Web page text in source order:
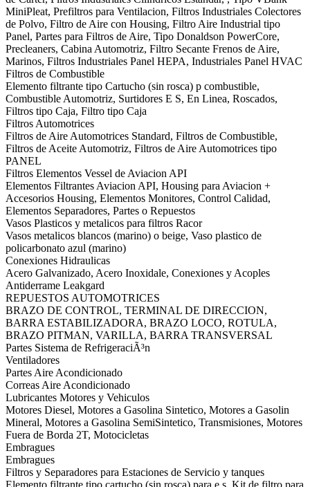
MiniPleat, Prefiltros para Ventilacion, Filtros Industriales Colectores
de Polvo, Filtro de Aire con Housing, Filtro Aire Industrial tipo
Panel, Partes para Filtros de Aire, Tipo Donaldson PowerCore,
Precleaners, Cabina Automotriz, Filtro Secante Frenos de Aire,
Marinos, Filtros Industriales Panel HEPA, Industriales Panel HVAC
Filtros de Combustible
Elemento filtrante tipo Cartucho (sin rosca) p combustible,
Combustible Automotriz, Surtidores E S, En Linea, Roscados,
Filtros tipo Caja, Filtro tipo Caja
Filtros Automotrices
Filtros de Aire Automotrices Standard, Filtros de Combustible,
Filtros de Aceite Automotriz, Filtros de Aire Automotrices tipo
PANEL
Filtros Elementos Vessel de Aviacion API
Elementos Filtrantes Aviacion API, Housing para Aviacion +
Accesorios Housing, Elementos Monitores, Control Calidad,
Elementos Separadores, Partes o Repuestos
Vasos Plasticos y metalicos para filtros Racor
Vasos metalicos blancos (marino) o beige, Vaso plastico de
policarbonato azul (marino)
Conexiones Hidraulicas
Acero Galvanizado, Acero Inoxidale, Conexiones y Acoples
Antiderrame Leakgard
REPUESTOS AUTOMOTRICES
BRAZO DE CONTROL, TERMINAL DE DIRECCION,
BARRA ESTABILIZADORA, BRAZO LOCO, ROTULA,
BRAZO PITMAN, VARILLA, BARRA TRANSVERSAL
Partes Sistema de RefrigeraciÃ³n
Ventiladores
Partes Aire Acondicionado
Correas Aire Acondicionado
Lubricantes Motores y Vehiculos
Motores Diesel, Motores a Gasolina Sintetico, Motores a Gasolin
Mineral, Motores a Gasolina SemiSintetico, Transmisiones, Motores
Fuera de Borda 2T, Motocicletas
Embragues
Embragues
Filtros y Separadores para Estaciones de Servicio y tanques